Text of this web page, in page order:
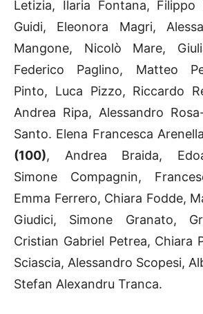
Letizia, Ilaria Fontana, Filippo
Guidi, Eleonora Magri,
Mangone, Nicolò Mare,
Federico Paglino, Matteo
Pinto, Luca Pizzo, Riccardo
Andrea Ripa, Alessandro
Santo. Elena Francesca
(100), Andrea Braida,
Simone Compagnin,
Emma Ferrero, Chiara Fodde,
Giudici, Simone Granato,
Cristian Gabriel Petrea, Chiara
Sciascia, Alessandro Scopesi,
Stefan Alexandru Tranca.